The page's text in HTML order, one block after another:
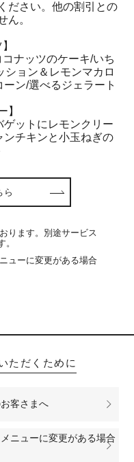
ださい。他の割引との
ん。
ナッツのケーキ/いち
ション＆レモンマカロ
ン/選べるジェラート
】
ットにレモンクリー
ンチキンと小玉ねぎの
ら
ります。別途サービス
ューに変更がある場合
ただくために
客さまへ
ニューに変更がある場合